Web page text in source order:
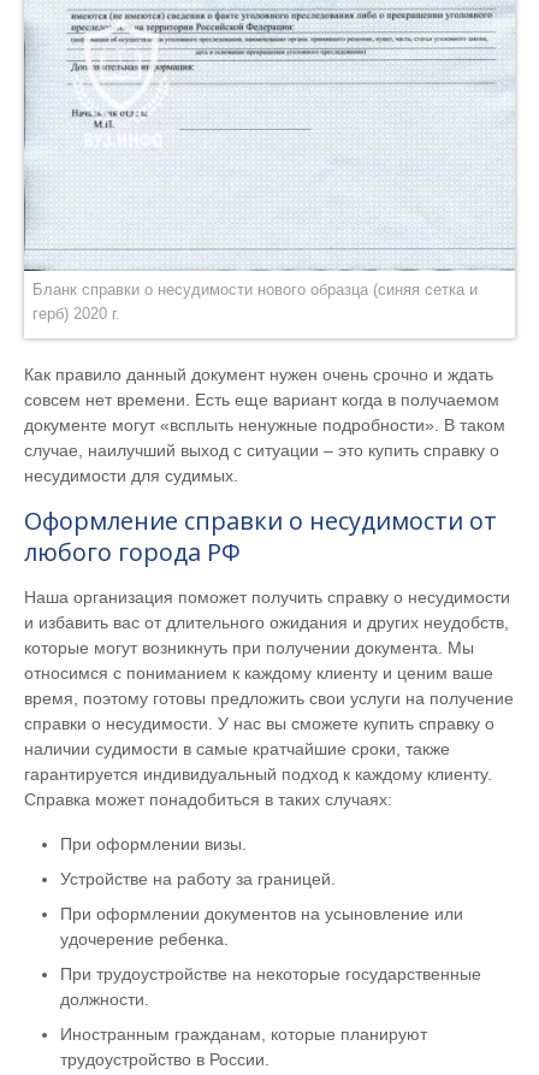
Бланк справки о несудимости нового образца (синяя сетка и
герб) 2020 г.
Как правило данный документ нужен очень срочно и ждать
совсем нет времени. Есть еще вариант когда в получаемом
документе могут «всплыть ненужные подробности». В таком
случае, наилучший выход с ситуации – это купить справку о
несудимости для судимых.
Оформление справки о несудимости от
любого города РФ
Наша организация поможет получить справку о несудимости
и избавить вас от длительного ожидания и других неудобств,
которые могут возникнуть при получении документа. Мы
относимся с пониманием к каждому клиенту и ценим ваше
время, поэтому готовы предложить свои услуги на получение
справки о несудимости. У нас вы сможете купить справку о
наличии судимости в самые кратчайшие сроки, также
гарантируется индивидуальный подход к каждому клиенту.
Справка может понадобиться в таких случаях:
При оформлении визы.
Устройстве на работу за границей.
При оформлении документов на усыновление или
удочерение ребенка.
При трудоустройстве на некоторые государственные
должности.
Иностранным гражданам, которые планируют
трудоустройство в России.